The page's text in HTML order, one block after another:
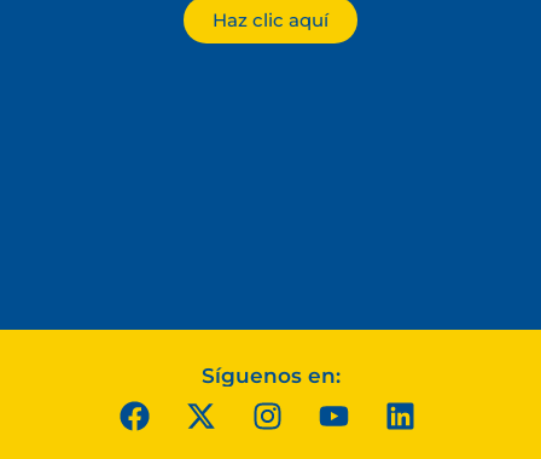
Haz clic aquí
Síguenos en: